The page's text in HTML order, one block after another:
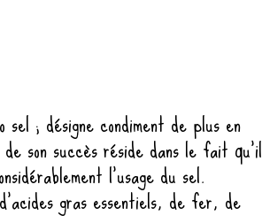
; désigne condiment de plus en
son succès réside dans le fait qu’il
l’usage du sel.
gras essentiels, de fer, de